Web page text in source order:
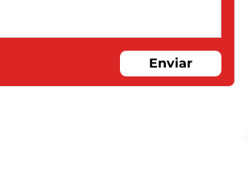
Enviar